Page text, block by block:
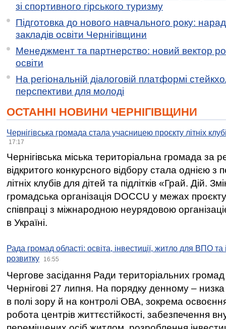
зі спортивного гірського туризму
Підготовка до нового навчального року:
закладів освіти Чернігівщини
Менеджмент та партнерство: новий вектор
освіти
На регіональній діалоговій платформі
перспективи для молоді
ОСТАННІ НОВИНИ ЧЕРНІГІВЩИНИ
Чернігівська громада стала учасницею проєкту літніх
17:17
Чернігівська міська територіальна громада за
відкритого конкурсного відбору стала однією
літніх клубів для дітей та підлітків «Грай. Дій.
громадська організація DOCCU у межах
співпраці з міжнародною неурядовою
в Україні.
Рада громад області: освіта, інвестиції, житло для ВПО
розвитку
16:55
Чергове засідання Ради територіальних громад
Чернігові 27 липня. На порядку денному –
в полі зору й на контролі ОВА, зокрема освоєння
робота центрів життєстійкості, забезпечення